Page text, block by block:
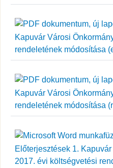
Kapuvár Városi
rendeletének módosítása
Kapuvár Városi
rendeletének módosítása
Előterjesztések 1.
2017. évi költségvetési